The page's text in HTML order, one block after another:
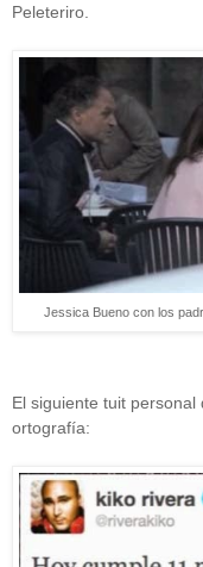
Peleteriro.
Jessica Bueno con los
El siguiente tuit
ortografía: